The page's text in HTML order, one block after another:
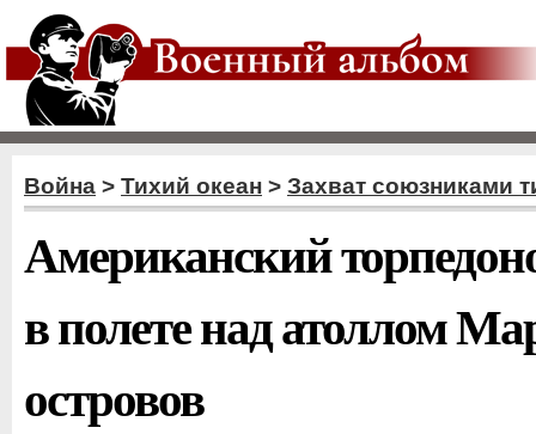
Война > Тихий океан > Захват союзниками
Американский
в полете над атоллом
островов